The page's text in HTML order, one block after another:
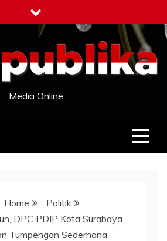
Media Online
Home
Politik
DPC PDIP Kota Surabaya
Tumpengan Sederhana